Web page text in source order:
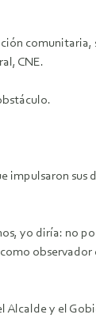
CNE.
sus
yo diría: no
Alcalde y el